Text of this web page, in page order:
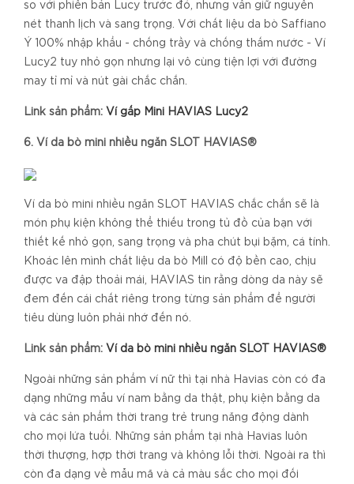
so với phiên bản Lucy trước đó, nhưng vẫn giữ nguyên
nét thanh lịch và sang trọng. Với chất liệu da bò Saffiano
Ý 100% nhập khẩu - chống trầy và chống thấm nước - Ví
Lucy2 tuy nhỏ gọn nhưng lại vô cùng tiện lợi với đường
may tỉ mỉ và nút gài chắc chắn.
Link sản phẩm: Ví gấp Mini HAVIAS Lucy2
6. Ví da bò mini nhiều ngăn SLOT HAVIAS®
Ví da bò mini nhiều ngăn SLOT HAVIAS chắc chắn sẽ là
món phụ kiện không thể thiếu trong tủ đồ của bạn với
thiết kế nhỏ gọn, sang trọng và pha chút bụi bặm, cá tính.
Khoác lên mình chất liệu da bò Mill có độ bền cao, chịu
được va đập thoải mái, HAVIAS tin rằng dòng da này sẽ
đem đến cái chất riêng trong từng sản phẩm để người
tiêu dùng luôn phải nhớ đến nó.
Link sản phẩm: Ví da bò mini nhiều ngăn SLOT HAVIAS®
Ngoài những sản phẩm ví nữ thì tại nhà Havias còn có đa
dạng những mẫu ví nam bằng da thật, phụ kiện bằng da
và các sản phẩm thời trang trẻ trung năng động dành
cho mọi lứa tuổi. Những sản phẩm tại nhà Havias luôn
thời thượng, hợp thời trang và không lỗi thời. Ngoài ra thì
còn đa dạng về mẫu mã và cả màu sắc cho mọi đối